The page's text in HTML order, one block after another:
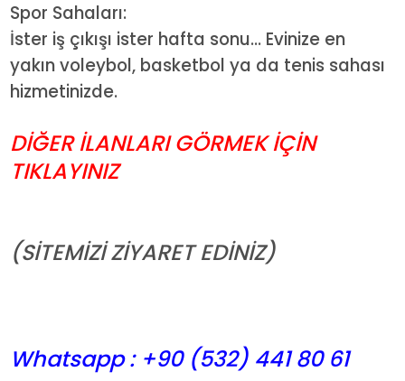
Spor Sahaları:
İster iş çıkışı ister hafta sonu... Evinize en
yakın voleybol, basketbol ya da tenis sahası
hizmetinizde.
DİĞER İLANLARI GÖRMEK İÇİN
TIKLAYINIZ
(SİTEMİZİ ZİYARET EDİNİZ)
Whatsapp : +90 (532) 44180 61